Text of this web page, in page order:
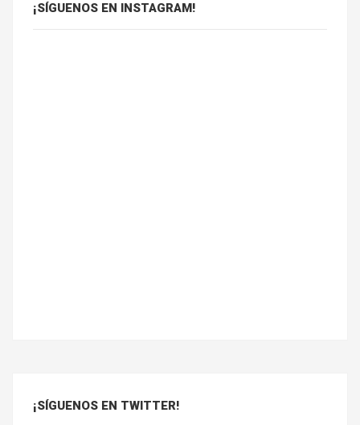
¡SÍGUENOS EN INSTAGRAM!
¡SÍGUENOS EN TWITTER!